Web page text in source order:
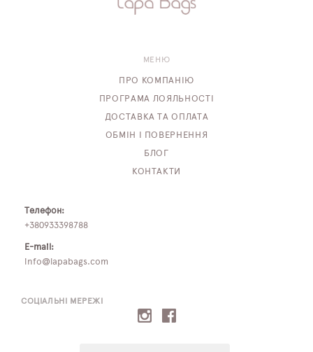
СОЦІАЛЬНІ МЕРЕЖІ
МЕНЮ
ПРО КОМПАНІЮ
ПРОГРАМА ЛОЯЛЬНОСТІ
ДОСТАВКА ТА ОПЛАТА
ОБМІН І ПОВЕРНЕННЯ
БЛОГ
КОНТАКТИ
Телефон:
+380933398788
E-mail:
info@lapabags.com